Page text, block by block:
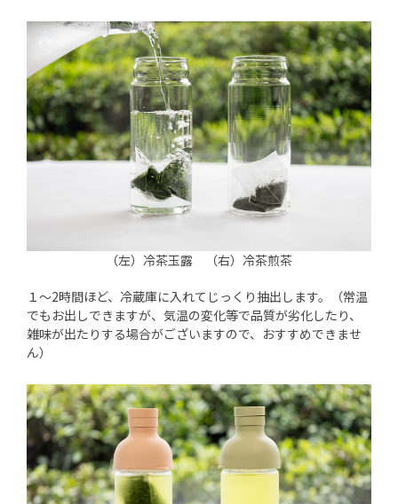
（左）冷茶玉露 （右）冷茶煎茶
１～2時間ほど、冷蔵庫に入れてじっくり抽出します。（常温
でもお出しできますが、気温の変化等で品質が劣化したり、
雑味が出たりする場合がございますので、おすすめできませ
ん）